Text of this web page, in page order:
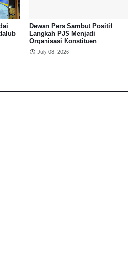
Dewan Pers Sambut Positif
Langkah PJS Menjadi
Organisasi Konstituen
July 08, 2026